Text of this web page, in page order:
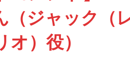
（ジャック（
）役）